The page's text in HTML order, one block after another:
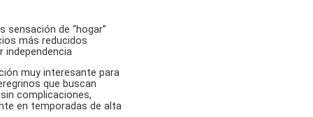
sensación de “hogar”
más reducidos
independencia
muy interesante para
que buscan
complicaciones,
en temporadas de alta